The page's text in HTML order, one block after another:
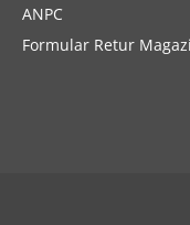
ANPC
Formular Retur